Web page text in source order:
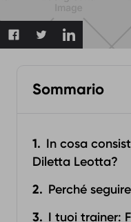
Sommario
In cosa
Diletta Leotta?
Perché
I tuoi trainer: